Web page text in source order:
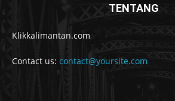
TENTANG
Klikkalimantan.com
Contact us: contact@yoursite.com